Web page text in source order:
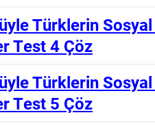
Türklerin
Test 4 Çöz
Türklerin
Test 5 Çöz